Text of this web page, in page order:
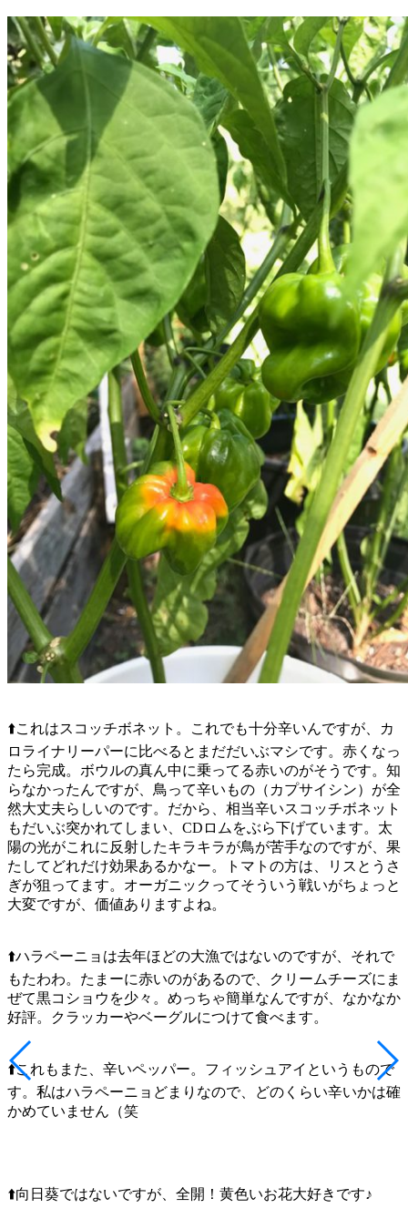
⬆️これはスコッチボネット。これでも十分辛いんですが、カ
ロライナリーパーに比べるとまだだいぶマシです。赤くなっ
たら完成。ボウルの真ん中に乗ってる赤いのがそうです。知
らなかったんですが、鳥って辛いもの（カプサイシン）が全
然大丈夫らしいのです。だから、相当辛いスコッチボネット
もだいぶ突かれてしまい、CDロムをぶら下げています。太
陽の光がこれに反射したキラキラが鳥が苦手なのですが、果
たしてどれだけ効果あるかなー。トマトの方は、リスとうさ
ぎが狙ってます。オーガニックってそういう戦いがちょっと
大変ですが、価値ありますよね。
⬆️ハラペーニョは去年ほどの大漁ではないのですが、それで
もたわわ。たまーに赤いのがあるので、クリームチーズにま
ぜて黒コショウを少々。めっちゃ簡単なんですが、なかなか
好評。クラッカーやベーグルにつけて食べます。
⬆️これもまた、辛いペッパー。フィッシュアイというもので
す。私はハラペーニョどまりなので、どのくらい辛いかは確
かめていません（笑
⬆️向日葵ではないですが、全開！黄色いお花大好きです♪